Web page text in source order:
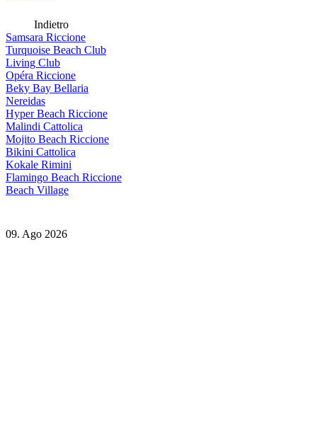
Indietro
Samsara Riccione
Turquoise Beach Club
Living Club
Opéra Riccione
Beky Bay Bellaria
Nereidas
Hyper Beach Riccione
Malindi Cattolica
Mojito Beach Riccione
Bikini Cattolica
Kokale Rimini
Flamingo Beach Riccione
Beach Village
09. Ago 2026